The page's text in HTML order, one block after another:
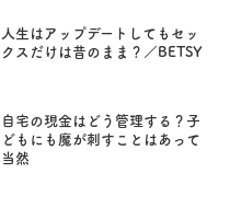
人生はアップデートしてもセッ
クスだけは昔のまま？／BETSY
自宅の現金はどう管理する？子
どもにも魔が刺すことはあって
当然